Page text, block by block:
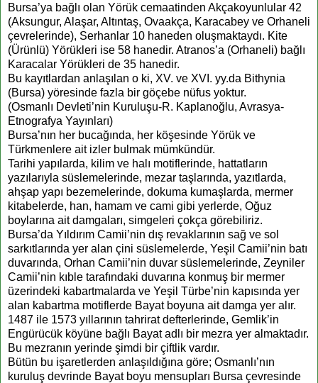
Bursa’ya bağlı olan Yörük cemaatinden Akçakoyunlular 42
(Aksungur, Alaşar, Altıntaş, Ovaakça, Karacabey ve Orhaneli
çevrelerinde), Serhanlar 10 haneden oluşmaktaydı. Kite
(Ürünlü) Yörükleri ise 58 hanedir. Atranos’a (Orhaneli) bağlı
Karacalar Yörükleri de 35 hanedir.
Bu kayıtlardan anlaşılan o ki, XV. ve XVI. yy.da Bithynia
(Bursa) yöresinde fazla bir göçebe nüfus yoktur.
(Osmanlı Devleti’nin Kuruluşu-R. Kaplanoğlu, Avrasya-
Etnografya Yayınları)
Bursa’nın her bucağında, her köşesinde Yörük ve
Türkmenlere ait izler bulmak mümkündür.
Tarihi yapılarda, kilim ve halı motiflerinde, hattatların
yazılarıyla süslemelerinde, mezar taşlarında, yazıtlarda,
ahşap yapı bezemelerinde, dokuma kumaşlarda, mermer
kitabelerde, han, hamam ve cami gibi yerlerde, Oğuz
boylarına ait damgaları, simgeleri çokça görebiliriz.
Bursa’da Yıldırım Camii’nin dış revaklarının sağ ve sol
sarkıtlarında yer alan çini süslemelerde, Yeşil Camii’nin batı
duvarında, Orhan Camii’nin duvar süslemelerinde, Zeyniler
Camii’nin kıble tarafındaki duvarına konmuş bir mermer
üzerindeki kabartmalarda ve Yeşil Türbe’nin kapısında yer
alan kabartma motiflerde Bayat boyuna ait damga yer alır.
1487 ile 1573 yıllarının tahrirat defterlerinde, Gemlik’in
Engürücük köyüne bağlı Bayat adlı bir mezra yer almaktadır.
Bu mezranın yerinde şimdi bir çiftlik vardır.
Bütün bu işaretlerden anlaşıldığına göre; Osmanlı’nın
kuruluş devrinde Bayat boyu mensupları Bursa çevresinde